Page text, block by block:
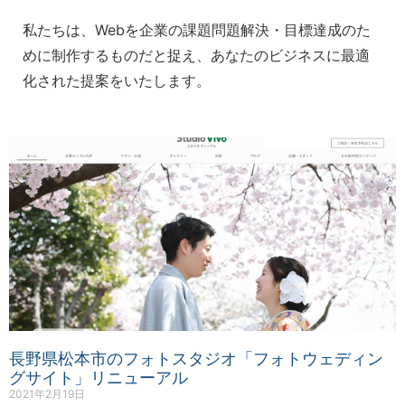
私たちは、Webを企業の課題問題解決・目標達成のた
めに制作するものだと捉え、あなたのビジネスに最適
化された提案をいたします。
長野県松本市のフォトスタジオ「フォトウェディン
グサイト」リニューアル
2021年2月19日